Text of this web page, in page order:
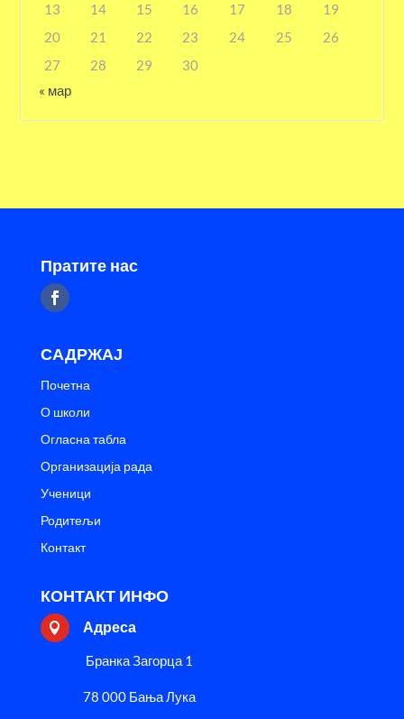
13
14 15 16 17 18
19
20
21 22 23 24 25
26
27
28 29
30
« мар
Пратите нас
САДРЖАЈ
Почетна
О школи
Огласна табла
Организација рада
Ученици
Родитељи
Контакт
КОНТАКТ ИНФО
 Адреса
Бранка Загорца 1
78 000 Бања Лука